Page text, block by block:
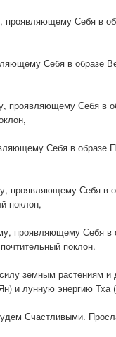
Себя в
Себя в образе
Себя в
Себя в образе
проявляющему Себя в
поклон,
проявляющему Себя в
поклон.
земным растениям
и лунную энергию Тха
Счастливыми.